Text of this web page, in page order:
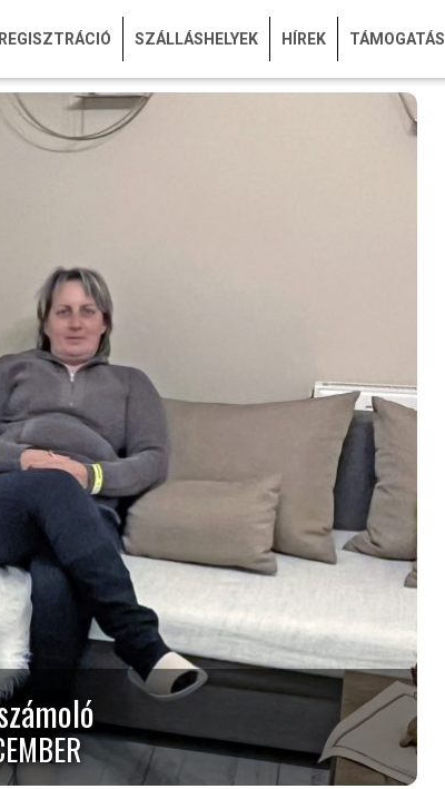
REGISZTRÁCIÓ SZÁLLÁSHELYEK HÍREK TÁMOGATÁS